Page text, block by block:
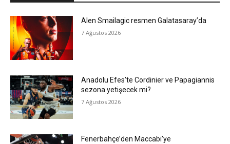
Alen Smailagic resmen Galatasaray’da
7 Ağustos 2026
Anadolu Efes’te Cordinier ve Papagiannis
sezona yetişecek mi?
7 Ağustos 2026
Fenerbahçe’den Maccabi’ye